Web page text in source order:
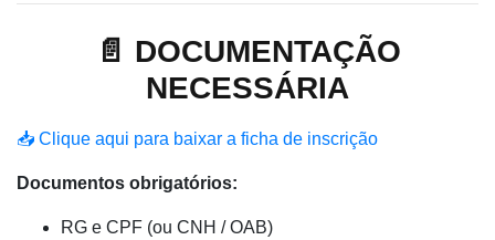
📄 DOCUMENTAÇÃO
NECESSÁRIA
📥 Clique aqui para baixar a ficha de inscrição
Documentos obrigatórios:
RG e CPF (ou CNH / OAB)